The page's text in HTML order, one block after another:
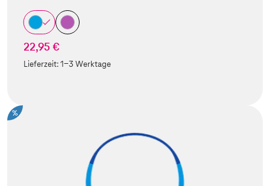
22,95 €
Lieferzeit:1-3 Werktage
%